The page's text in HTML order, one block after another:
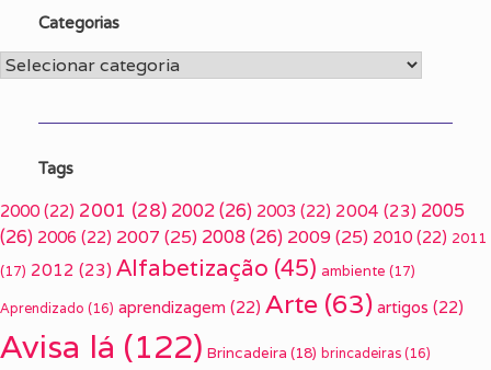
Categorias
Categorias
Tags
2000 (22) 2001 (28) 2002(26) 2003 (22) 2004 (23) 2005
(26) 2006 (22) 2007 (25) 2008(26) 2009(25) 2010 (22) 2011
(17) 2012 (23) Alfabetização (45) ambiente (17)
Aprendizado (16) aprendizagem (22) Arte (63) artigos (22)
Avisa lá (122) Brincadeira (18) brincadeiras (16)